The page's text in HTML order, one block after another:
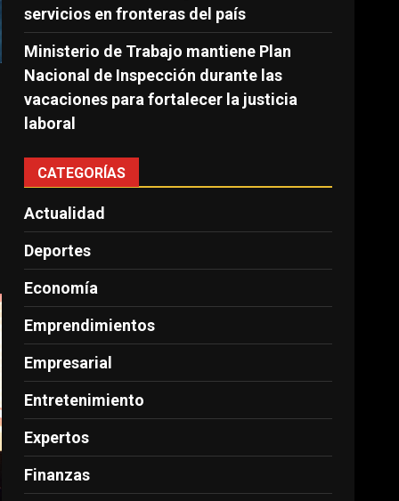
servicios en fronteras del país
Ministerio de Trabajo mantiene Plan
Nacional de Inspección durante las
vacaciones para fortalecer la justicia
laboral
CATEGORÍAS
Actualidad
Deportes
Economía
Emprendimientos
Empresarial
Entretenimiento
Expertos
Finanzas